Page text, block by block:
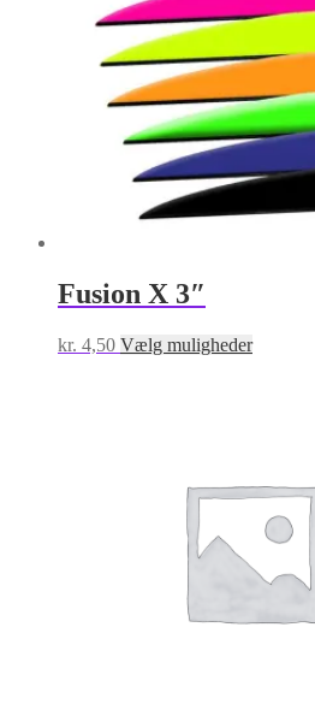
Fusion X 3″
kr. 4,50 Vælg mulighederDette
vælges
på
varesiden